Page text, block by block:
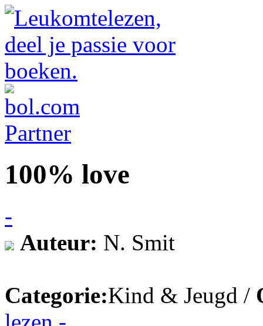
100% love
-
Auteur: N. Smit
Categorie:Kind & Jeugd /